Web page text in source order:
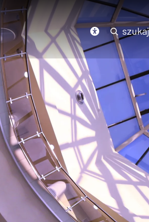
dostępność
Podświetl wszystkie linki na stronie
szukaj